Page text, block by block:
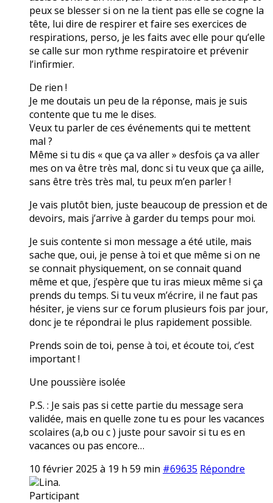
peux se blesser si on ne la tient pas elle se cogne la
tête, lui dire de respirer et faire ses exercices de
respirations, perso, je les faits avec elle pour qu’elle
se calle sur mon rythme respiratoire et prévenir
l’infirmier.
De rien !
Je me doutais un peu de la réponse, mais je suis
contente que tu me le dises.
Veux tu parler de ces événements qui te mettent
mal ?
Même si tu dis « que ça va aller » desfois ça va aller
mes on va être très mal, donc si tu veux que ça aille,
sans être très très mal, tu peux m’en parler !
Je vais plutôt bien, juste beaucoup de pression et de
devoirs, mais j’arrive à garder du temps pour moi.
Je suis contente si mon message a été utile, mais
sache que, oui, je pense à toi et que même si on ne
se connait physiquement, on se connait quand
même et que, j’espère que tu iras mieux même si ça
prends du temps. Si tu veux m’écrire, il ne faut pas
hésiter, je viens sur ce forum plusieurs fois par jour,
donc je te répondrai le plus rapidement possible.
Prends soin de toi, pense à toi, et écoute toi, c’est
important !
Une poussière isolée
P.S. : Je sais pas si cette partie du message sera
validée, mais en quelle zone tu es pour les vacances
scolaires (a,b ou c ) juste pour savoir si tu es en
vacances ou pas encore…
10 février 2025 à 19 h 59 min #69635 Répondre
Lina.
Participant